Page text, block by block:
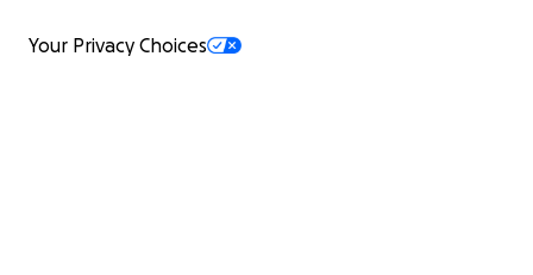
Your Privacy Choices